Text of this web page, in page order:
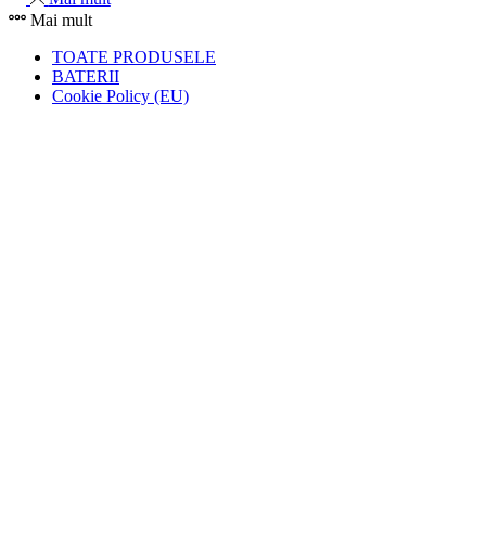
Mai mult
TOATE PRODUSELE
BATERII
Cookie Policy (EU)